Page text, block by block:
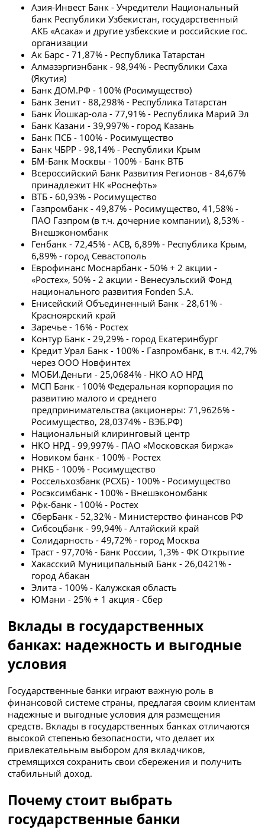
Азия-Инвест Банк - Учредители Национальный
банк Республики Узбекистан, государственный
АКБ «Асака» и другие узбекские и российские гос.
организации
Ак Барс - 71,87% - Республика Татарстан
Алмазэргиэнбанк - 98,94% - Республики Саха
(Якутия)
Банк ДОМ.РФ - 100% (Росимущество)
Банк Зенит - 88,298% - Республика Татарстан
Банк Йошкар-ола - 77,91% - Республика Марий Эл
Банк Казани - 39,997% - город Казань
Банк ПСБ - 100% - Росимущество
Банк ЧБРР - 98,14% - Республики Крым
БМ-Банк Москвы - 100% - Банк ВТБ
Всероссийский Банк Развития Регионов - 84,67%
принадлежит НК «Роснефть»
ВТБ - 60,93% - Росимущество
Газпромбанк - 49,87% - Росимущество, 41,58% -
ПАО Газпром (в т.ч. дочерние компании), 8,53% -
Внешэкономбанк
Генбанк - 72,45% - АСВ, 6,89% - Республика Крым,
6,89% - город Севастополь
Еврофинанс Моснарбанк - 50% + 2 акции -
«Ростех», 50% - 2 акции - Венесуэльский Фонд
национального развития Fonden S.A.
Енисейский Объединенный Банк - 28,61% -
Красноярский край
Заречье - 16% - Ростех
Контур Банк - 29,29% - город Екатеринбург
Кредит Урал Банк - 100% - Газпромбанк, в т.ч. 42,7%
через ООО Новфинтех
МОБИ.Деньги - 25,0684% - НКО АО НРД
МСП Банк - 100% Федеральная корпорация по
развитию малого и среднего
предпринимательства (акционеры: 71,9626% -
Росимущество, 28,0374% - ВЭБ.РФ)
Национальный клиринговый центр
НКО НРД - 99,997% - ПАО «Московская биржа»
Новиком банк - 100% - Ростех
РНКБ - 100% - Росимущество
Россельхозбанк (РСХБ) - 100% - Росимущество
Росэксимбанк - 100% - Внешэкономбанк
Рфк-банк - 100% - Ростех
СберБанк - 52,32% - Министерство финансов РФ
Сибсоцбанк - 99,94% - Алтайский край
Солидарность - 49,72% - город Москва
Траст - 97,70% - Банк России, 1,3% - ФК Открытие
Хакасский Муниципальный Банк - 26,0421% -
город Абакан
Элита - 100% - Калужская область
ЮМани - 25% + 1 акция - Сбер
Вклады в государственных
банках: надежность и выгодные
условия
Государственные банки играют важную роль в
финансовой системе страны, предлагая своим клиентам
надежные и выгодные условия для размещения
средств. Вклады в государственных банках отличаются
высокой степенью безопасности, что делает их
привлекательным выбором для вкладчиков,
стремящихся сохранить свои сбережения и получить
стабильный доход.
Почему стоит выбрать
государственные банки